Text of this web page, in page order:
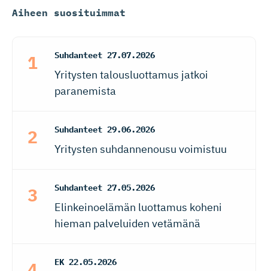
Aiheen suosituimmat
Suhdanteet 27.07.2026
Yritysten talousluottamus jatkoi
paranemista
Suhdanteet 29.06.2026
Yritysten suhdannenousu voimistuu
Suhdanteet 27.05.2026
Elinkeinoelämän luottamus koheni
hieman palveluiden vetämänä
EK 22.05.2026